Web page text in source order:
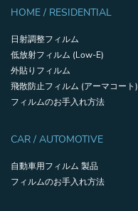
HOME / RESIDENTIAL
日射調整フィルム
低放射フィルム (Low-E)
外貼りフィルム
飛散防止フィルム (アーマコート)
フィルムのお手入れ方法
CAR / AUTOMOTIVE
自動車用フィルム 製品
フィルムのお手入れ方法